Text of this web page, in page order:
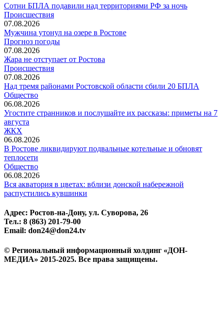
Сотни БПЛА подавили над территориями РФ за ночь
Происшествия
07.08.2026
Мужчина утонул на озере в Ростове
Прогноз погоды
07.08.2026
Жара не отступает от Ростова
Происшествия
07.08.2026
Над тремя районами Ростовской области сбили 20 БПЛА
Общество
06.08.2026
Угостите странников и послушайте их рассказы: приметы на 7
августа
ЖКХ
06.08.2026
В Ростове ликвидируют подвальные котельные и обновят
теплосети
Общество
06.08.2026
Вся акватория в цветах: вблизи донской набережной
распустились кувшинки
Адрес: Ростов-на-Дону, ул. Суворова, 26
Тел.: 8 (863) 201-79-00
Email: don24@don24.tv
© Региональный информационный холдинг «ДОН-
МЕДИА» 2015-2025. Все права защищены.